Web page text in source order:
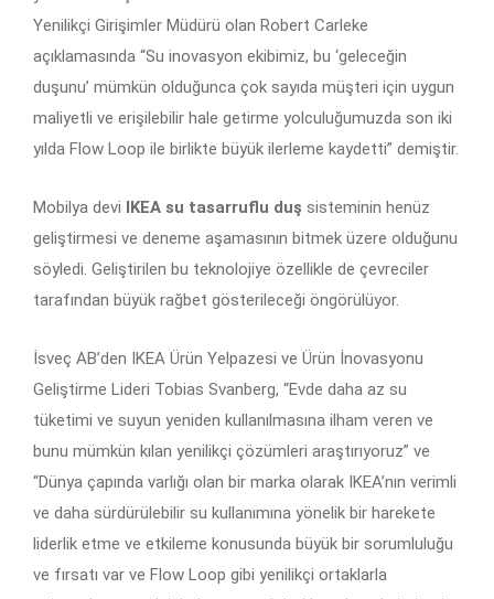
Yenilikçi Girişimler Müdürü olan Robert Carleke
açıklamasında “Su inovasyon ekibimiz, bu ‘geleceğin
duşunu’ mümkün olduğunca çok sayıda müşteri için uygun
maliyetli ve erişilebilir hale getirme yolculuğumuzda son iki
yılda Flow Loop ile birlikte büyük ilerleme kaydetti” demiştir.
Mobilya devi IKEA su tasarruflu duş sisteminin henüz
geliştirmesi ve deneme aşamasının bitmek üzere olduğunu
söyledi. Geliştirilen bu teknolojiye özellikle de çevreciler
tarafından büyük rağbet gösterileceği öngörülüyor.
İsveç AB’den IKEA Ürün Yelpazesi ve Ürün İnovasyonu
Geliştirme Lideri Tobias Svanberg, “Evde daha az su
tüketimi ve suyun yeniden kullanılmasına ilham veren ve
bunu mümkün kılan yenilikçi çözümleri araştırıyoruz” ve
“Dünya çapında varlığı olan bir marka olarak IKEA’nın verimli
ve daha sürdürülebilir su kullanımına yönelik bir harekete
liderlik etme ve etkileme konusunda büyük bir sorumluluğu
ve fırsatı var ve Flow Loop gibi yenilikçi ortaklarla